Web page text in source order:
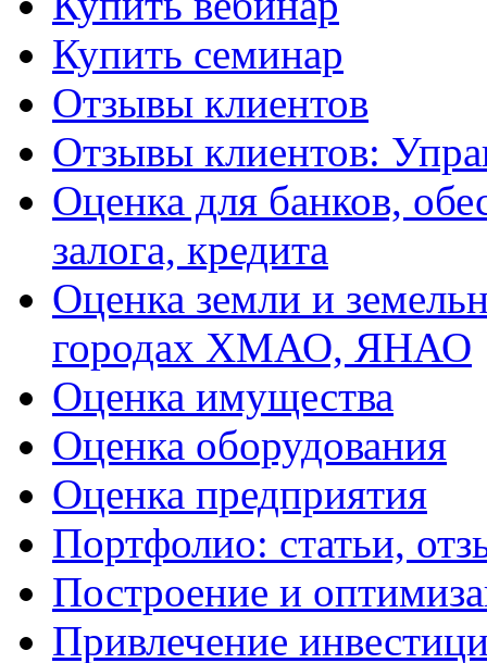
Купить семинар
Отзывы клиентов
Отзывы клиентов:
Оценка для банков,
залога, кредита
Оценка земли и
городах ХМАО, ЯНАО
Оценка имущества
Оценка оборудования
Оценка предприятия
Портфолио: статьи,
Построение и
Привлечение